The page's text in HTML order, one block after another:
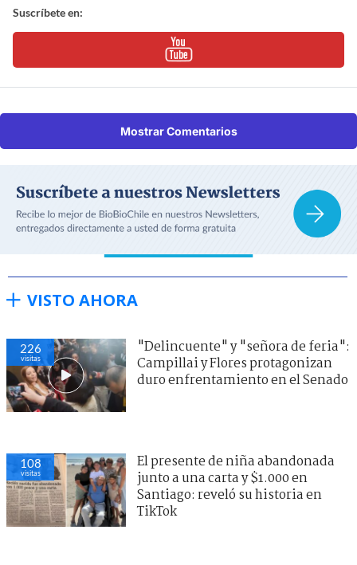
Suscríbete en:
Mostrar Comentarios
VISTO AHORA
226
visitas
"Delincuente" y "señora de feria":
Campillai y Flores protagonizan
duro enfrentamiento en el Senado
108
visitas
El presente de niña abandonada
junto a una carta y $1.000 en
Santiago: reveló su historia en
TikTok